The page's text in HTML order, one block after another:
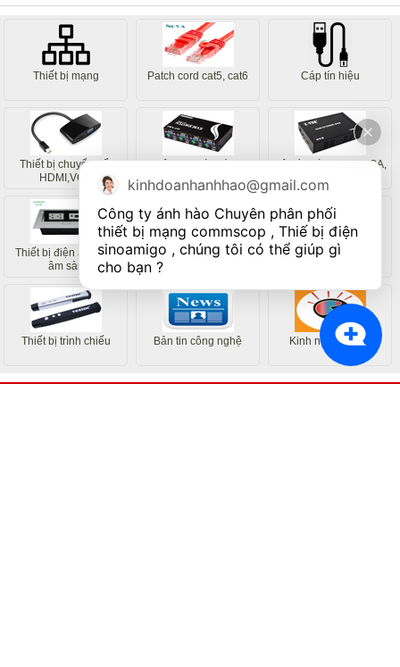
Thiết bị mạng Patch cord cat5, cat6 Cáp tín hiệu
Thiết bị chuyển đổi
HDMI,VGA
Bộ chia màn hình
Bộ kéo dài HDMI, VGA,
Thiết bị điện âm bàn,
âm sàn
Thiết bị máy tính Thiết bị viễn thông
Thiết bị trình chiếu Bản tin công nghệ Kinh nghiệm hay
kinhdoanhanhhao@gmail.com
Công ty ánh hào Chuyên phân phối
thiết bị mạng commscop , Thiế bị điện
sinoamigo , chúng tôi có thể giúp gì
cho bạn ?